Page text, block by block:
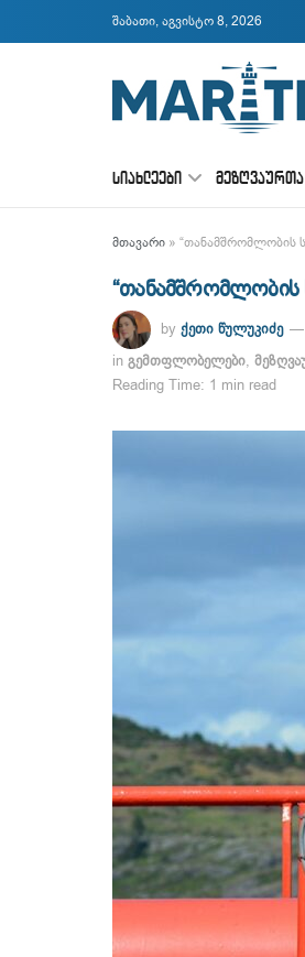
შაბათი, აგვისტო 8, 2026
ᲡᲘᲐᲮᲚᲔᲔᲑᲘ
მთავარი » “თანამშრომლობის
“თანამშრომლობის
by ქეთი წულუკიძე
in გემთფლობელები,
Reading Time: 1 min read